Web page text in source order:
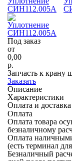
Под заказ
от
0,00
р.
Запчасть к
Заказать
Описание
Характеристики
Оплата и доставка
Оплата
Оплата товара
безналичному
Оплата
(есть терминал
Безналичный